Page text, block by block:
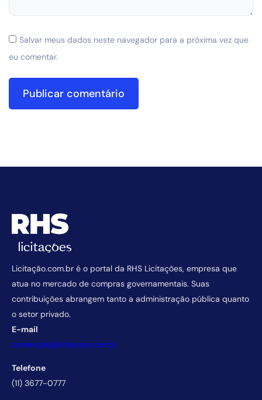
Salvar meus dados neste navegador para a próxima vez que
eu comentar.
Licitação.com.br é o portal da RHS Licitações, empresa que
atua no mercado de compras governamentais. Suas
contribuições abrangem tanto a administração pública quanto
o setor privado.
E-mail
comercial@licitacao.com.br
Telefone
(11) 3677-0777